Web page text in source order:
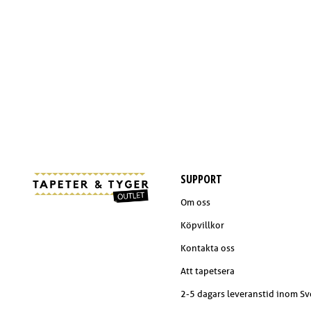
SUPPORT
Om oss
Köpvillkor
Kontakta oss
Att tapetsera
2-5 dagars leveranstid inom